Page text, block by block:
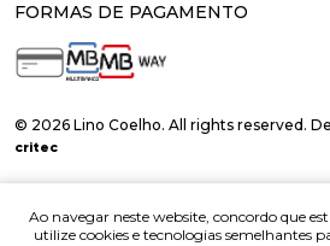
Ao navegar neste website, concordo que
utilize cookies e tecnologias semelhantes
FORMAS DE PAGAMENTO
© 2026 Lino Coelho. All rights reserved.
critec